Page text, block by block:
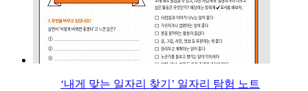
‘내게 맞는 일자리 찾기’ 일자리 탐험 노트